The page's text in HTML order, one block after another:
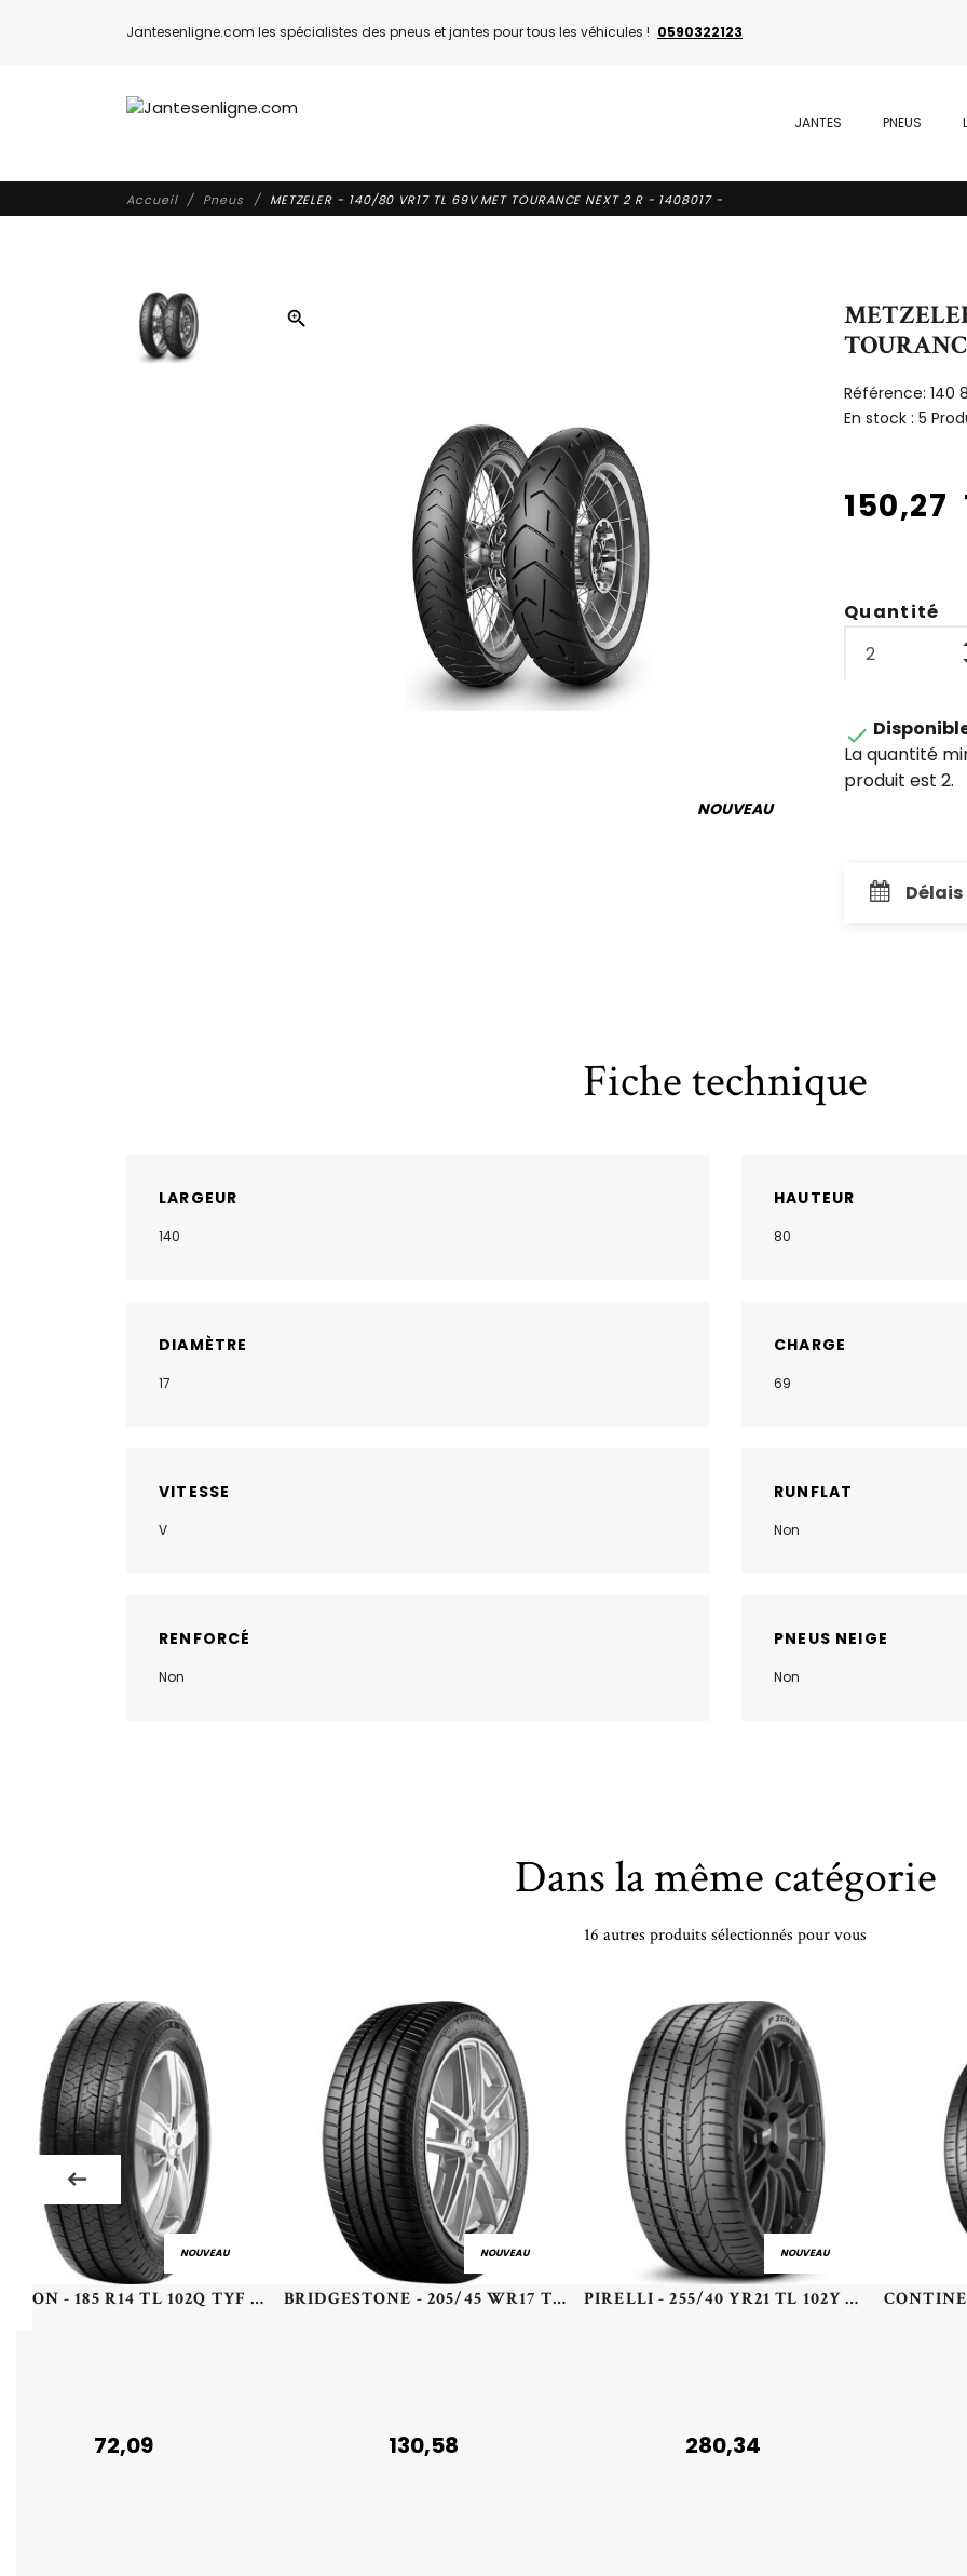
Jantesenligne.com les spécialistes des pneus et jantes pour tous les véhicules ! 0590322123
JANTES PNEUS
Accueil Pneus METZELER - 140/80 VR17 TL 69V MET TOURANCE NEXT 2 R - 1408017 -
zoom_in
NOUVEAU
Référence: 140
En stock : 5
150,27
Quantité

La quantité
produit est 2.
Fiche technique
LARGEUR
140
HAUTEUR
80
DIAMÈTRE
17
CHARGE
69
VITESSE
V
RUNFLAT
Non
RENFORCÉ
Non
PNEUS NEIGE
Non
Dans la même catégorie
16 autres produits sélectionnés pour vous
NOUVEAU
TYFOON - 185 R14 TL 102Q TYF HEAVY DUTY 4 - 1858014 - DCB
72,09
NOUVEAU
BRIDGESTONE - 205/45 WR17 TL 88W BR TURANZA 6 XL - 2054517 - BAB
130,58
NOUVEAU
PIRELLI - 255/40 YR21 TL 102Y PI PZERO (RO1) XL - 2554021 - CBB
280,34